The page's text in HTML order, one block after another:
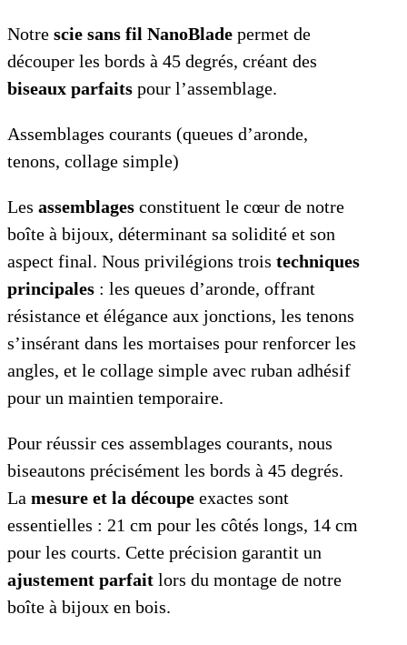
Notre scie sans fil NanoBlade permet de
découper les bords à 45 degrés, créant des
biseaux parfaits pour l’assemblage.
Assemblages courants (queues d’aronde,
tenons, collage simple)
Les assemblages constituent le cœur de notre
boîte à bijoux, déterminant sa solidité et son
aspect final. Nous privilégions trois techniques
principales : les queues d’aronde, offrant
résistance et élégance aux jonctions, les tenons
s’insérant dans les mortaises pour renforcer les
angles, et le collage simple avec ruban adhésif
pour un maintien temporaire.
Pour réussir ces assemblages courants, nous
biseautons précisément les bords à 45 degrés.
La mesure et la découpe exactes sont
essentielles : 21 cm pour les côtés longs, 14 cm
pour les courts. Cette précision garantit un
ajustement parfait lors du montage de notre
boîte à bijoux en bois.